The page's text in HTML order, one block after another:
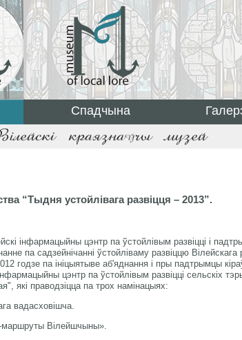
Спадчына
“Тыдня устойлівага развіцця – 2013”.
інфармацыйны цэнтр па ўстойлівым развіцці і
па садзейнічанні ўстойліваму развіццю
годзе па ініцыятыве аб'яднання і пры падтрымцы
цэнтр па ўстойлівым развіцці сельскіх
які праводзіцца па трох намінацыях:
вадасховішча.
маршруты Вілейшчыны».